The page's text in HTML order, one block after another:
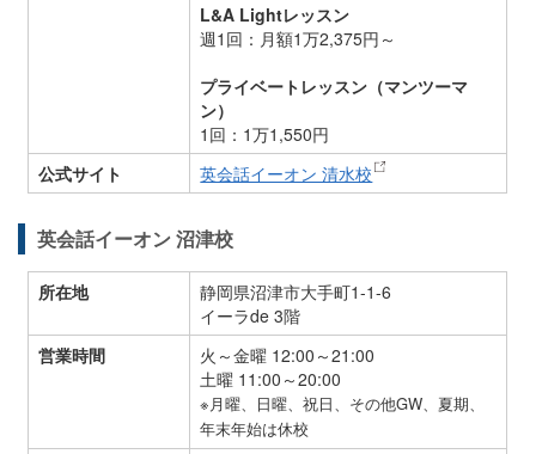
L&A Lightレッスン
週1回：月額1万2,375円～
プライベートレッスン（マンツーマ
ン）
1回：1万1,550円
公式サイト
英会話イーオン 清水校
英会話イーオン 沼津校
所在地
静岡県沼津市大手町1-1-6
イーラde 3階
営業時間
火～金曜 12:00～21:00
土曜 11:00～20:00
※月曜、日曜、祝日、その他GW、夏期、
年末年始は休校